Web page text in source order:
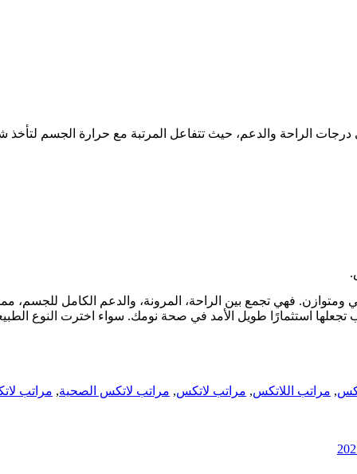
درجات الراحة والدعم، حيث تتفاعل المرتبة مع حرارة الجسم
فهي تجمع بين الراحة، المرونة، والدعم الكامل للجسم،
تجعلها استثمارًا طويل الأمد في صحة نومك. سواء اخترت
, مراتب اللاتكس, مراتب لاتكس, مراتب لاتكس الصحية, مراتب